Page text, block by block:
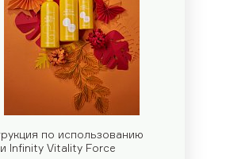
по использованию
Infinity Vitality Force